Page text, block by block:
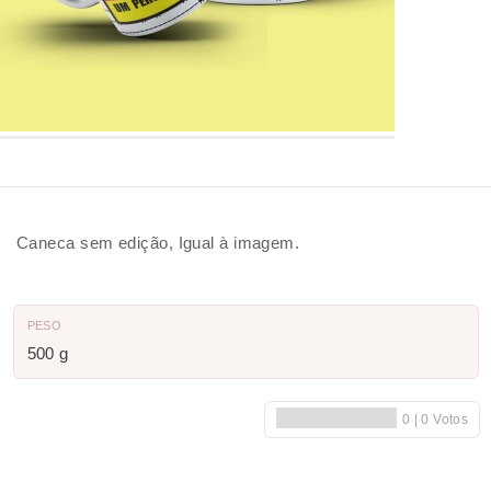
Caneca sem edição, Igual à imagem.
PESO
500 g